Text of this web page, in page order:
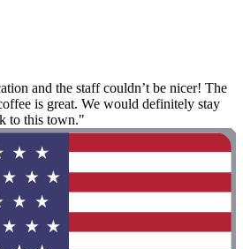
and the staff couldn’t be nicer! The
is great. We would definitely stay
to this town."